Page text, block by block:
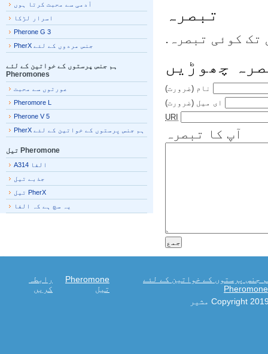
تبصرہ
کوئی تبصرہ.
چھوڑیں
نام (ضرورت)
ای میل(ضرورت)
URI
آپ کا تبصرہ
آدمی سے محبت کرتا ہوں
اسرار لڑکا
Pherone G 3
جنس مردوں کے لئے PherX
ہم جنس پرستوں کے خواتین کے لئے
Pheromones
عورتوں سے محبت
Pheromore L
Pherone V 5
ہم جنس پرستوں کے خواتین کے لئے PherX
Pheromone تیل
الفا A314
جذبے تیل
PherX تیل
یہ سچ ہے کہ الفا
جنس پرستوں کے خواتین کے لئے
Pheromone
تیل
رابطہ
کریں
Copyright